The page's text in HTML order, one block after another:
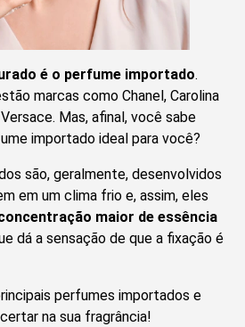
é o perfume importado.
marcas como Chanel, Carolina
Mas, afinal, você sabe
importado ideal para você?
são, geralmente, desenvolvidos
em um clima frio e, assim, eles
maior de essência
dá a sensação de que a fixação é
perfumes importados e
na sua fragrância!